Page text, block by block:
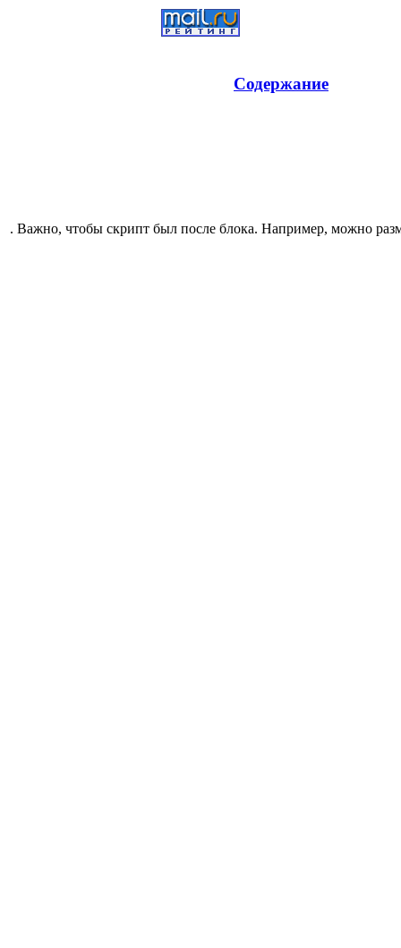
Содержание
. Важно, чтобы скрипт был после блока. Например, можно